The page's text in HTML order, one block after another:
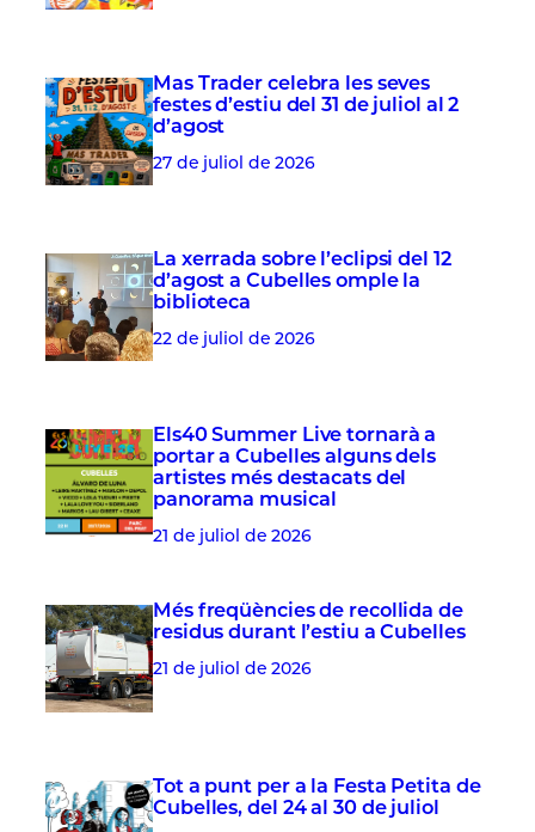
Mas Trader celebra les seves
festes d’estiu del 31 de juliol al 2
d’agost
27 de juliol de 2026
La xerrada sobre l’eclipsi del 12
d’agost a Cubelles omple la
biblioteca
22 de juliol de 2026
Els40 Summer Live tornarà a
portar a Cubelles alguns dels
artistes més destacats del
panorama musical
21 de juliol de 2026
Més freqüències de recollida de
residus durant l’estiu a Cubelles
21 de juliol de 2026
Tot a punt per a la Festa Petita de
Cubelles, del 24 al 30 de juliol